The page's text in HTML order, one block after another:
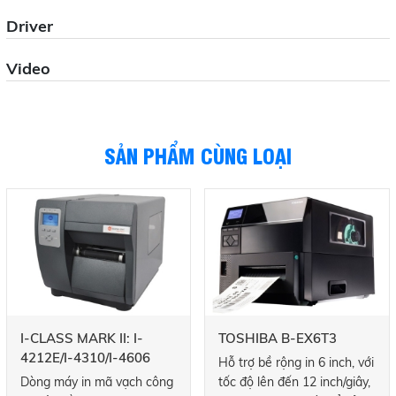
Driver
Video
SẢN PHẨM CÙNG LOẠI
I-CLASS MARK II: I-
4212E/I-4310/I-4606
Dòng máy in mã vạch công
TOSHIBA B-EX6T3
Hỗ trợ bề rộng in 6 inch, với
tốc độ lên đến 12 inch/giây,